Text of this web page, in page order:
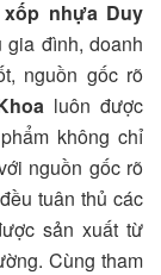
xốp nhựa Duy
đình, doanh
nguồn gốc rõ
luôn được
không chỉ
nguồn gốc rõ
tuân thủ các
sản xuất từ
Cùng tham